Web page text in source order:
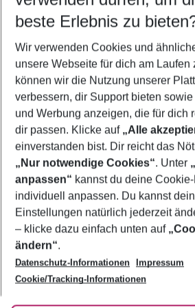
5-8 Nächte
2 Erwachsene Keine Kinder
Mehr Filter
Footer
Footer navigation
Über uns
AGB
Bestpreisgarantie
Cookie-Einstellungen ändern
Cookie-Richtlinie
Agenturbetreuung
Barrierefreies Reisen
Folge uns
beste Erlebnis zu
Wir verwenden Cookies und
unsere Webseite für dich am Laufen
können wir die Nutzung unserer
verbessern, dir Support bieten
und Werbung anzeigen, die für dich
dir passen. Klicke auf „Alle
einverstanden bist. Dir reicht das
„Nur notwendige Cookies“. Unter
anpassen“ kannst du deine
individuell anpassen. Du kannst
Einstellungen natürlich jederzeit
– klicke dazu einfach unten auf
ändern“.
Datenschutz-Informationen
Impressum
Cookie/Tracking-Informationen